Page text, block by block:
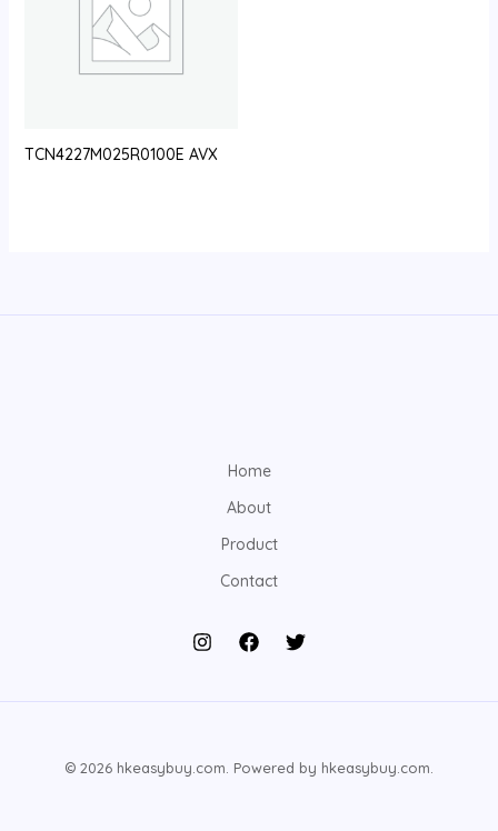
TCN4227M025R0100E AVX
Home
About
Product
Contact
© 2026 hkeasybuy.com. Powered by hkeasybuy.com.